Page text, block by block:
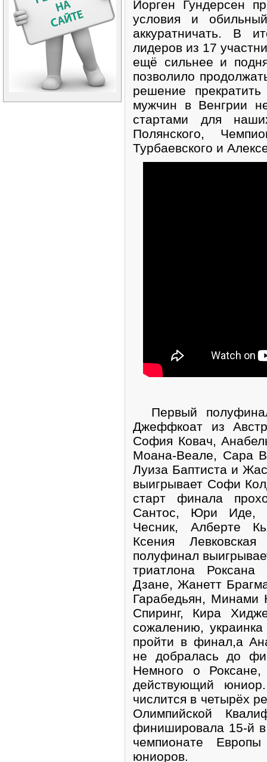
Йорген Гундерсен
условия и
аккуратничать. В
лидеров из 17
ещё сильнее и
позволило
решение
мужчин в Венгрии
стартами для
Полянского,
Турбаевского и
Первый
Джеффкоат из
София Ковач,
Моана-Веале, Сара
Луиза Баптиста и
выигрывает Софи
старт финала
Сантос, Юри Иде,
Чесник, Алберте
Ксения
полуфинал
триатлона
Дзане, Жанетт
Гарабедьян, Минами
Спиринг, Кира
сожалению,
пройти в финал,а
не добралась до
Немного о
действующий
числится в четырёх
Олимпийской
финишировала 15-й
чемпионате
юниоров.